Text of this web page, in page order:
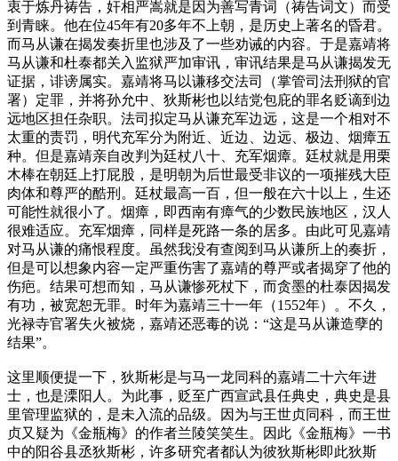
衷于炼丹祷告，奸相严嵩就是因为善写青词（祷告词文）而受
到青睐。他在位45年有20多年不上朝，是历史上著名的昏君。
而马从谦在揭发奏折里也涉及了一些劝诫的内容。于是嘉靖将
马从谦和杜泰都关入监狱严加审讯，审讯结果是马从谦揭发无
证据，诽谤属实。嘉靖将马以谦移交法司（掌管司法刑狱的官
署）定罪，并将孙允中、狄斯彬也以结党包庇的罪名贬谪到边
远地区担任杂职。法司拟定马从谦充军边远，这是一个相对不
太重的责罚，明代充军分为附近、近边、边远、极边、烟瘴五
种。但是嘉靖亲自改判为廷杖八十、充军烟瘴。廷杖就是用栗
木棒在朝廷上打屁股，是明朝为后世最受非议的一项摧残大臣
肉体和尊严的酷刑。廷杖最高一百，但一般在六十以上，生还
可能性就很小了。烟瘴，即西南有瘴气的少数民族地区，汉人
很难适应。充军烟瘴，同样是死路一条的居多。由此可见嘉靖
对马从谦的痛恨程度。虽然我没有查阅到马从谦所上的奏折，
但是可以想象内容一定严重伤害了嘉靖的尊严或者揭穿了他的
伤疤。结果可想而知，马从谦惨死杖下，而贪墨的杜泰因揭发
有功，被宽恕无罪。时年为嘉靖三十一年（1552年）。不久，
光禄寺官署失火被烧，嘉靖还恶毒的说：“这是马从谦造孽的
结果”。
这里顺便提一下，狄斯彬是与马一龙同科的嘉靖二十六年进
士，也是溧阳人。为此事，贬至广西宣武县任典史，典史是县
里管理监狱的，是未入流的品级。因为与王世贞同科，而王世
贞又疑为《金瓶梅》的作者兰陵笑笑生。因此《金瓶梅》一书
中的阳谷县丞狄斯彬，许多研究者都认为彼狄斯彬即此狄斯